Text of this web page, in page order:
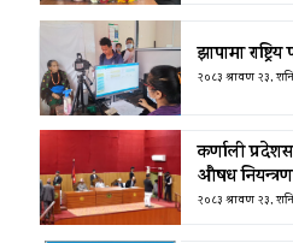
झापामा
२०८३ श्रावण २३,
कर्णाली
औषध नियन्त्रण
२०८३ श्रावण २३,